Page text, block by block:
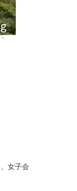
女子会